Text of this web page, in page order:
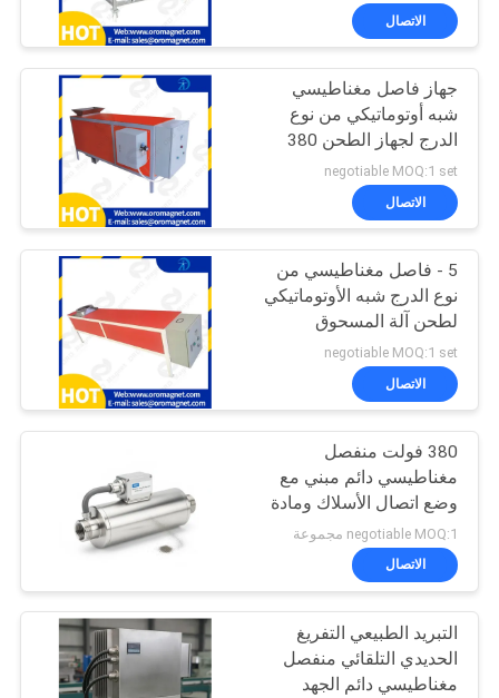
PRIVACY
POLICYالفاصل المغناطيسي
الجاف
101
الرطب المغناطيسي
فاصل
109
فاصل المغناطيسي
الدائم
86
الاتصال
جهاز فاصل مغناطيسي
شبه أوتوماتيكي من نوع
الدرج لجهاز الطحن 380
فولت إمدادات لإزالة
المسحوق والجزيئات
الحديدية
negotiable MOQ:1 set
الاتصال
5 - فاصل مغناطيسي من
نوع الدرج شبه الأوتوماتيكي
لطحن آلة المسحوق
negotiable MOQ:1 set
الاتصال
380 فولت منفصل
مغناطيسي دائم مبني مع
وضع اتصال الأسلاك ومادة
قذيفة 304SS تضمن
الفصل المغناطيسي
negotiable MOQ:1 مجموعة
الاتصال
التبريد الطبيعي التفريغ
الحديدي التلقائي منفصل
مغناطيسي دائم الجهد